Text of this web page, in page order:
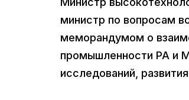
министр по вопросам
меморандумом о
промышленности РА и
исследований,